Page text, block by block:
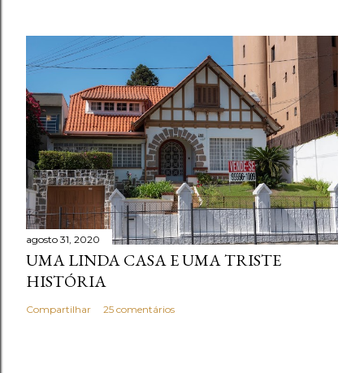
agosto 31, 2020
UMA LINDA CASA E UMA TRISTE
HISTÓRIA
Compartilhar 25 comentários